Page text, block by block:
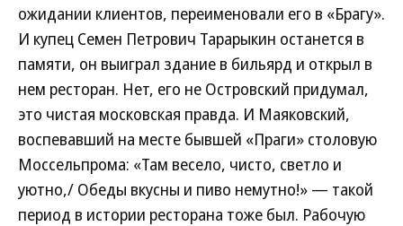
ожидании клиентов, переименовали его в «Брагу».
И купец Семен Петрович Тарарыкин останется в
памяти, он выиграл здание в бильярд и открыл в
нем ресторан. Нет, его не Островский придумал,
это чистая московская правда. И Маяковский,
воспевавший на месте бывшей «Праги» столовую
Моссельпрома: «Там весело, чисто, светло и
уютно,/ Обеды вкусны и пиво немутно!» — такой
период в истории ресторана тоже был. Рабочую